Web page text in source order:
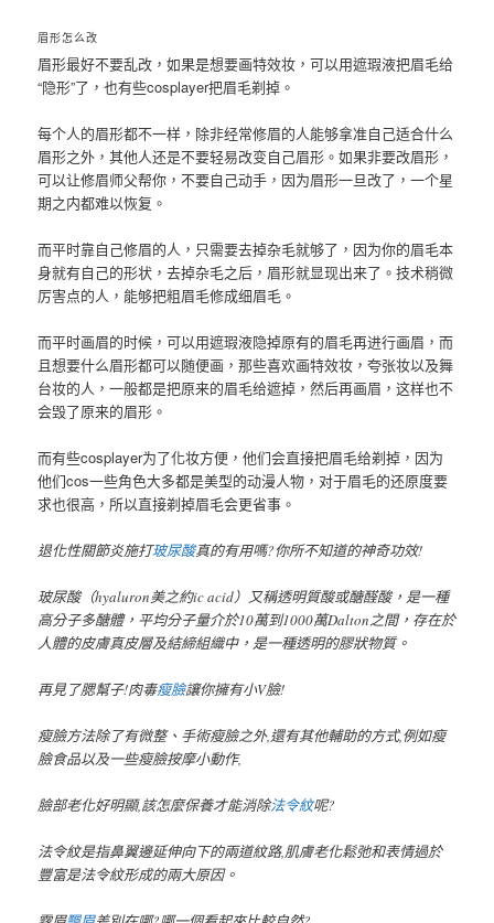
眉形怎么改
眉形最好不要乱改，如果是想要画特效妆，可以用遮瑕液把眉毛给
“隐形”了，也有些cosplayer把眉毛剃掉。
每个人的眉形都不一样，除非经常修眉的人能够拿准自己适合什么
眉形之外，其他人还是不要轻易改变自己眉形。如果非要改眉形，
可以让修眉师父帮你，不要自己动手，因为眉形一旦改了，一个星
期之内都难以恢复。
而平时靠自己修眉的人，只需要去掉杂毛就够了，因为你的眉毛本
身就有自己的形状，去掉杂毛之后，眉形就显现出来了。技术稍微
厉害点的人，能够把粗眉毛修成细眉毛。
而平时画眉的时候，可以用遮瑕液隐掉原有的眉毛再进行画眉，而
且想要什么眉形都可以随便画，那些喜欢画特效妆，夸张妆以及舞
台妆的人，一般都是把原来的眉毛给遮掉，然后再画眉，这样也不
会毁了原来的眉形。
而有些cosplayer为了化妆方便，他们会直接把眉毛给剃掉，因为
他们cos一些角色大多都是美型的动漫人物，对于眉毛的还原度要
求也很高，所以直接剃掉眉毛会更省事。
退化性關節炎施打玻尿酸真的有用嗎?你所不知道的神奇功效!
玻尿酸（hyaluron美之約ic acid）又稱透明質酸或醣醛酸，是一種
高分子多醣體，平均分子量介於10萬到1000萬Dalton之間，存在於
人體的皮膚真皮層及結締組織中，是一種透明的膠狀物質。
再見了腮幫子!肉毒瘦臉讓你擁有小V臉!
瘦臉方法除了有微整、手術瘦臉之外,還有其他輔助的方式,例如瘦
臉食品以及一些瘦臉按摩小動作,
臉部老化好明顯,該怎麼保養才能消除法令紋呢?
法令紋是指鼻翼邊延伸向下的兩道紋路,肌膚老化鬆弛和表情過於
豐富是法令紋形成的兩大原因。